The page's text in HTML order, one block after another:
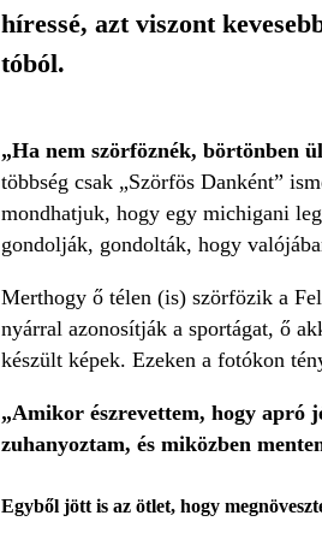
híressé, azt viszont
tóból.
„Ha nem szörföznék, börtönben
többség csak „Szörfös Danként”
mondhatjuk, hogy egy michigani
gondolják, gondolták, hogy
Merthogy ő télen (is) szörfözik a
nyárral azonosítják a sportágat, ő
készült képek. Ezeken a fotókon
„Amikor észrevettem, hogy apró
zuhanyoztam, és miközben
Egyből jött is az ötlet, hogy